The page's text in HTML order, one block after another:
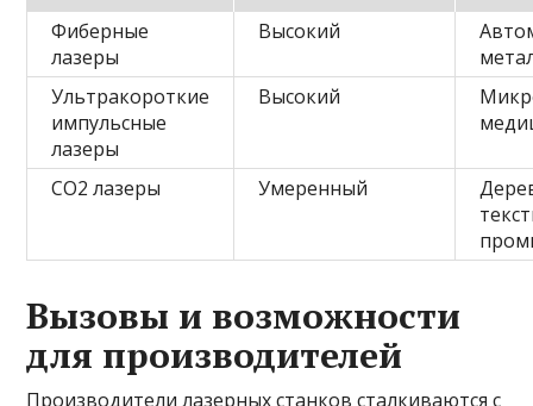
Фиберные
лазеры
Высокий
Ультракороткие
импульсные
лазеры
Высокий
CO2 лазеры Умеренный
Вызовы и возможности
для производителей
Производители лазерных станков сталкиваются с